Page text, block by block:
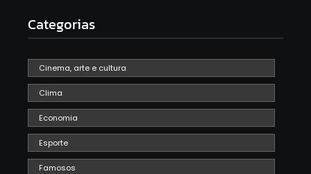
Categorias
Cinema, arte e cultura
Clima
Economia
Esporte
Famosos